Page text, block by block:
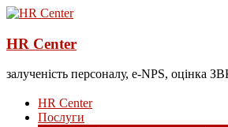
HR Center
залученість персоналу, e-NPS, оцінка
HR Center
Послуги